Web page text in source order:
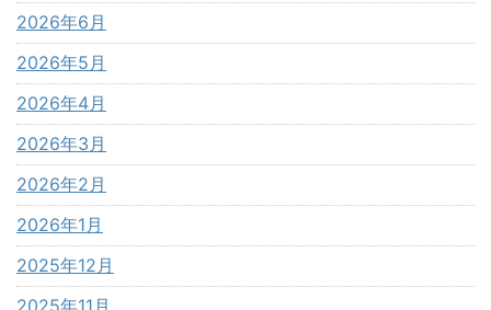
2026年6月
2026年5月
2026年4月
2026年3月
2026年2月
2026年1月
2025年12月
2025年11月